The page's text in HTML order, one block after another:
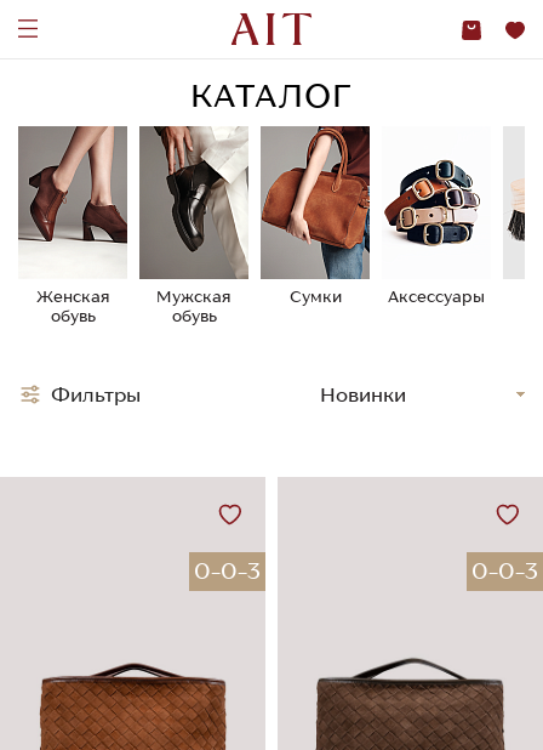
КАТАЛОГ
Женская
обувь
Мужская
обувь
Сумки Аксессуары
0-0-3 0-0-3
Фильтры